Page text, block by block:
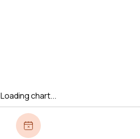
Loading chart...